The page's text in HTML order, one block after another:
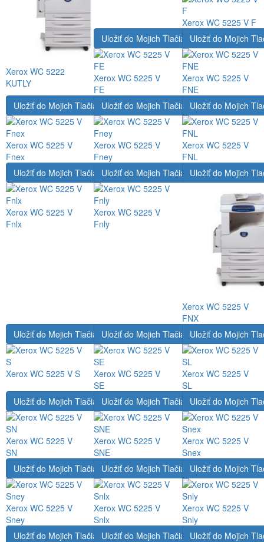
Xerox WC 5222
KUTLY
Xerox WC 5225 V F
Uložiť do Mojich Tlačiarní
Xerox WC 5225 V
FE
Uložiť do Mojich
Xerox WC 5225 V
FNE
Uložiť do Mojich Tlačiarní
Xerox WC 5225 V
Fnex
Uložiť do Mojich Tlačiarní
Xerox WC 5225 V
Fney
Uložiť do Mojich
Xerox WC 5225 V
FNL
Uložiť do Mojich Tlačiarní
Xerox WC 5225 V
Fnlx
Uložiť do Mojich Tlačiarní
Xerox WC 5225 V
Fnly
Uložiť do Mojich
Xerox WC 5225 V
FNX
Uložiť do Mojich Tlačiarní
Xerox WC 5225 V S
Uložiť do Mojich Tlačiarní
Xerox WC 5225 V
SE
Uložiť do Mojich
Xerox WC 5225 V
SL
Uložiť do Mojich Tlačiarní
Xerox WC 5225 V
SN
Uložiť do Mojich Tlačiarní
Xerox WC 5225 V
SNE
Uložiť do Mojich
Xerox WC 5225 V
Snex
Uložiť do Mojich Tlačiarní
Xerox WC 5225 V
Sney
Uložiť do Mojich Tlačiarní
Xerox WC 5225 V
Snlx
Uložiť do Mojich
Xerox WC 5225 V
Snly
Uložiť do Mojich TlačiarníUložiť do Mojich TlačiarníUložiť do Mojich